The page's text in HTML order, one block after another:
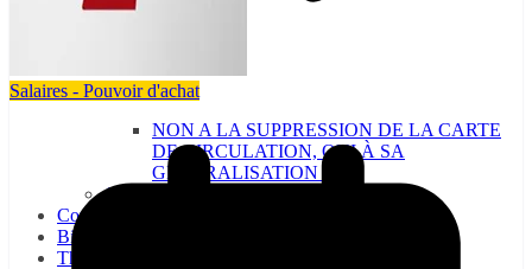
NON A LA SUPPRESSION DE LA CARTE
DE CIRCULATION, OUI À SA
GÉNÉRALISATION !
CE : la CGT-RATP vous informe…
Communiqués
Bienvenue à la CGT-RATP
Thématiques
Salaires - Pouvoir d'achat